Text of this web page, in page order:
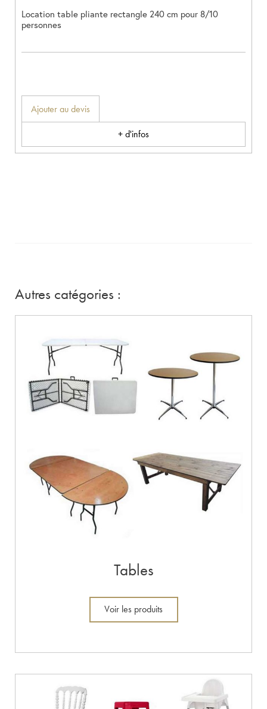
Location table pliante rectangle 240 cm pour 8/10
personnes
Ajouter au devis
+ d'infos
Autres catégories :
Tables
Voir les produits